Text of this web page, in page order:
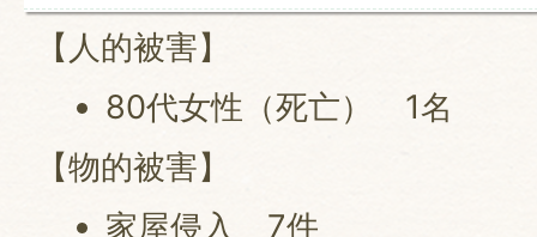
【人的被害】
80代女性（死亡） 1名
【物的被害】
家屋侵入 7件